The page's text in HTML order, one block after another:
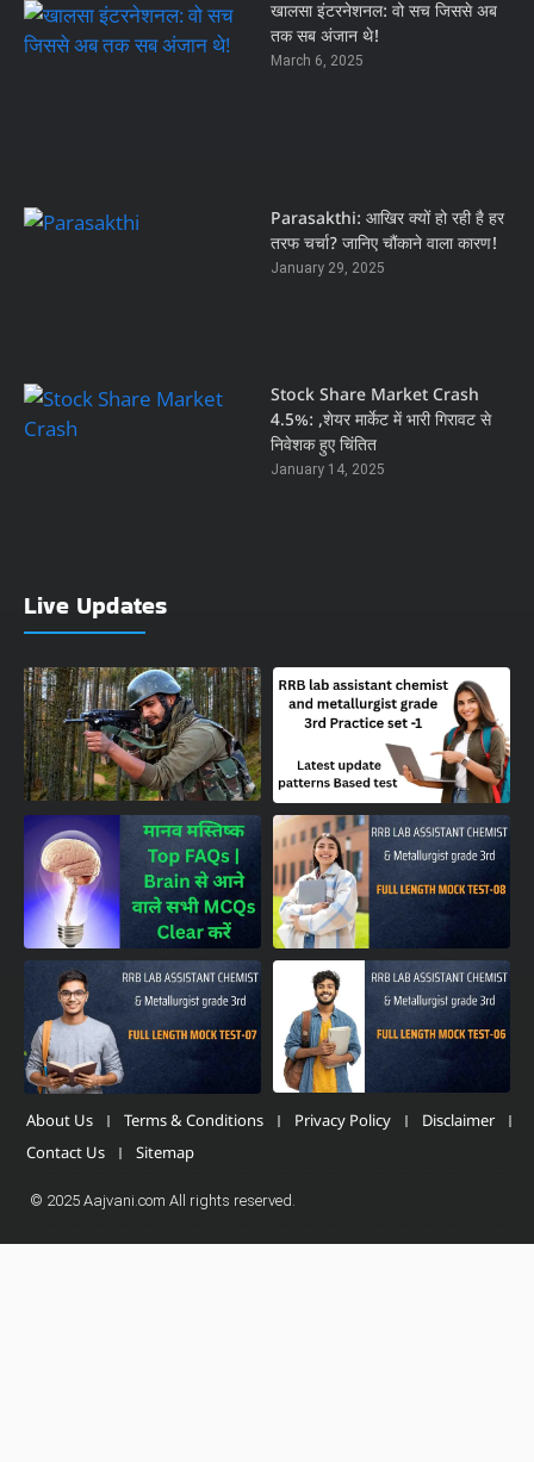
खालसा इंटरनेशनल: वो सच जिससे अब
तक सब अंजान थे!
March 6, 2025
Parasakthi: आखिर क्यों हो रही है हर
तरफ चर्चा? जानिए चौंकाने वाला कारण!
January 29, 2025
Stock Share Market Crash
4.5%: ,शेयर मार्केट में भारी गिरावट से
निवेशक हुए चिंतित
January 14, 2025
Live Updates
About Us Terms & Conditions Privacy Policy
Disclaimer
Contact Us
Sitemap
© 2025 Aajvani.com All rights reserved.